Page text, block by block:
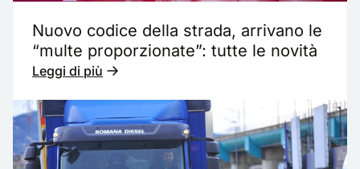
Nuovo codice della strada, arrivano le
“multe proporzionate”: tutte le novità
Leggi di più